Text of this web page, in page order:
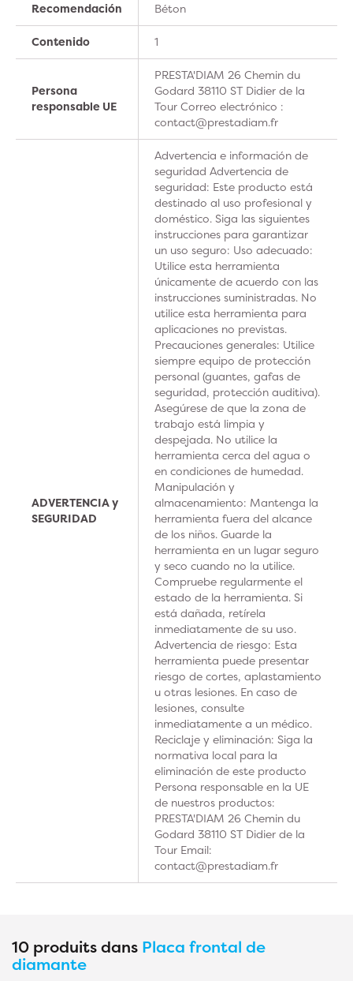
Recomendación Béton
Contenido 1
Persona
responsable UE
PRESTA'DIAM 26 Chemin du
Godard 38110 ST Didier de la
Tour Correo electrónico :
contact@prestadiam.fr
ADVERTENCIA y
SEGURIDAD
Advertencia e información de
seguridad Advertencia de
seguridad: Este producto está
destinado al uso profesional y
doméstico. Siga las siguientes
instrucciones para garantizar
un uso seguro: Uso adecuado:
Utilice esta herramienta
únicamente de acuerdo con las
instrucciones suministradas. No
utilice esta herramienta para
aplicaciones no previstas.
Precauciones generales: Utilice
siempre equipo de protección
personal (guantes, gafas de
seguridad, protección auditiva).
Asegúrese de que la zona de
trabajo está limpia y
despejada. No utilice la
herramienta cerca del agua o
en condiciones de humedad.
Manipulación y
almacenamiento: Mantenga la
herramienta fuera del alcance
de los niños. Guarde la
herramienta en un lugar seguro
y seco cuando no la utilice.
Compruebe regularmente el
estado de la herramienta. Si
está dañada, retírela
inmediatamente de su uso.
Advertencia de riesgo: Esta
herramienta puede presentar
riesgo de cortes, aplastamiento
u otras lesiones. En caso de
lesiones, consulte
inmediatamente a un médico.
Reciclaje y eliminación: Siga la
normativa local para la
eliminación de este producto
Persona responsable en la UE
de nuestros productos:
PRESTA'DIAM 26 Chemin du
Godard 38110 ST Didier de la
Tour Email:
contact@prestadiam.fr
10 produits dans Placa frontal de
diamante